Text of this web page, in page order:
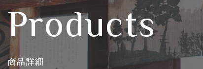
Products
商品詳細